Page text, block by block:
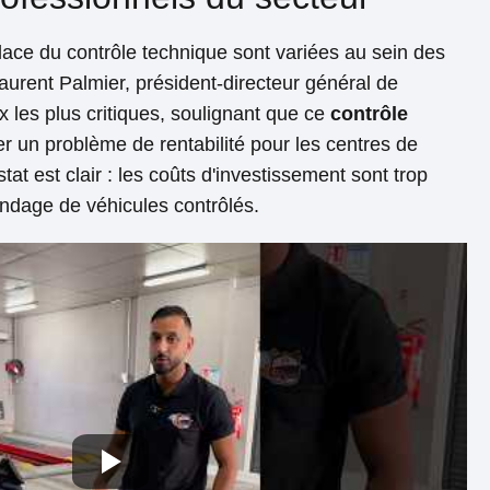
du contrôle technique sont variées au sein des
Palmier, président-directeur général de
les plus critiques, soulignant que ce contrôle
un problème de rentabilité pour les centres de
est clair : les coûts d'investissement sont trop
de véhicules contrôlés.